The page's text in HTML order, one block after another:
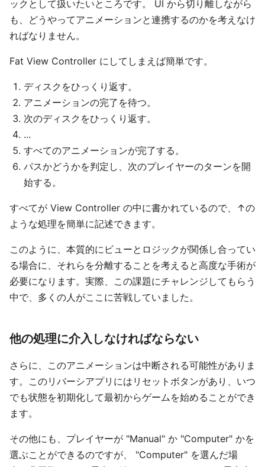
ックとして扱いたいところです。 UI から切り離しながら
も、どうやってアニメーションと連携するのかを考えなけ
ればなりません。
Fat View Controller にしてしまえば簡単です。
ディスクをひっくり返す。
アニメーションの完了を待つ。
次のディスクをひっくり返す。
...
すべてのアニメーションが完了する。
パスかどうかを判定し、次のプレイヤーのターンを開
始する。
すべてが View Controller の中に書かれているので、↑の
ような処理を簡単に記述できます。
このように、本質的にビューとロジックが関係し合ってい
る場合に、それらを分離することを考えると高度な手術が
必要になります。実際、この課題にチャレンジしてもらう
中で、多くの人がここに苦戦していました。
他の処理に介入しなければならない
さらに、このアニメーションは中断される可能性がありま
す。このリバーシアプリにはリセットボタンがあり、いつ
でも状態を初期化して最初からゲームを始めることができ
ます。
その他にも、プレイヤーが "Manual" か "Computer" かを
選ぶことができるのですが、 "Computer" を選んだ場